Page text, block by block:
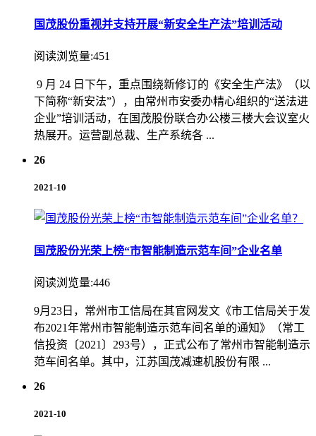
国茂股份重视并支持开展“新安全生产法”培训活动
阅读浏览量:451
9 月 24 日下午，重点围绕新修订的《安全生产法》（以
下简称“新安法”），由常州市安委办精心组织的“送法进
企业”培训活动，在国茂股份联合办公楼三楼大会议室火
热展开。运营副总裁、生产系统各 ...
26
2021-10
国茂股份光荣上榜“市智能制造示范车间”企业名单
阅读浏览量:446
9月23日，常州市工信局在其官网发文《市工信局关于发
布2021年常州市智能制造示范车间名单的通知》（常工
信投资〔2021〕293号），正式公布了常州市智能制造示
范车间名单。其中，江苏国茂减速机股份有限 ...
26
2021-10